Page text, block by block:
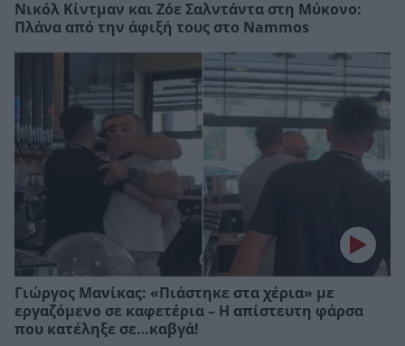
Νικόλ Κίντμαν και Ζόε Σαλντάντα στη Μύκονο:
Πλάνα από την άφιξή τους στο Nammos
Γιώργος Μανίκας: «Πιάστηκε στα χέρια» με
εργαζόμενο σε καφετέρια – Η απίστευτη φάρσα
που κατέληξε σε…καβγά!